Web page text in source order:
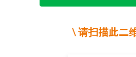
\ 请扫描此二